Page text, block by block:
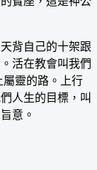
背自己的十架跟
活在教會叫我們
屬靈的路。上行
人生的目標，叫
意。